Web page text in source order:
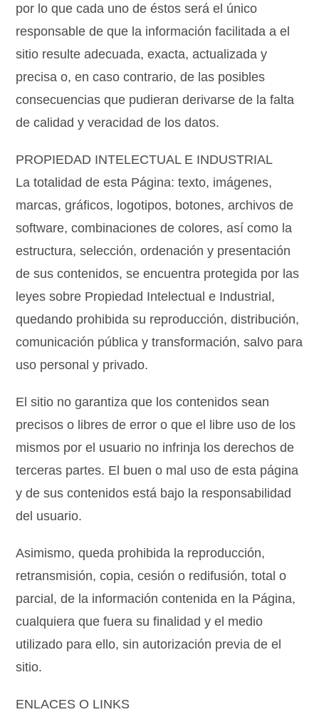
por lo que cada uno de éstos será el único
responsable de que la información facilitada a el
sitio resulte adecuada, exacta, actualizada y
precisa o, en caso contrario, de las posibles
consecuencias que pudieran derivarse de la falta
de calidad y veracidad de los datos.
PROPIEDAD INTELECTUAL E INDUSTRIAL
La totalidad de esta Página: texto, imágenes,
marcas, gráficos, logotipos, botones, archivos de
software, combinaciones de colores, así como la
estructura, selección, ordenación y presentación
de sus contenidos, se encuentra protegida por las
leyes sobre Propiedad Intelectual e Industrial,
quedando prohibida su reproducción, distribución,
comunicación pública y transformación, salvo para
uso personal y privado.
El sitio no garantiza que los contenidos sean
precisos o libres de error o que el libre uso de los
mismos por el usuario no infrinja los derechos de
terceras partes. El buen o mal uso de esta página
y de sus contenidos está bajo la responsabilidad
del usuario.
Asimismo, queda prohibida la reproducción,
retransmisión, copia, cesión o redifusión, total o
parcial, de la información contenida en la Página,
cualquiera que fuera su finalidad y el medio
utilizado para ello, sin autorización previa de el
sitio.
ENLACES O LINKS